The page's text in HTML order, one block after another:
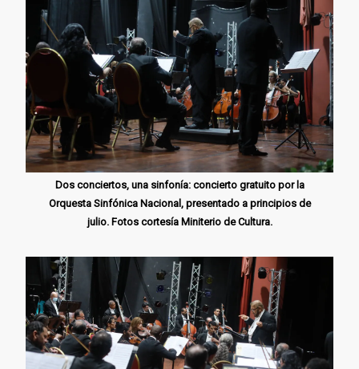
Dos conciertos, una sinfonía: concierto gratuito por la
Orquesta Sinfónica Nacional, presentado a principios de
julio. Fotos cortesía Miniterio de Cultura.